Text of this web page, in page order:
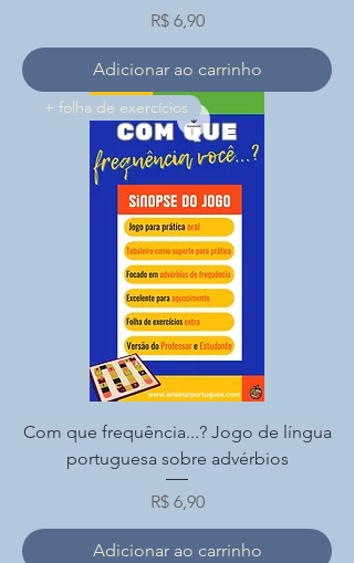
Preço
R$ 6,90
Adicionar ao carrinho
+ folha de exercícios
Com que frequência...? Jogo de língua
portuguesa sobre advérbios
Preço
R$ 6,90
Adicionar ao carrinho